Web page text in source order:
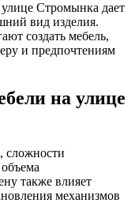
Стромынка дает
вид изделия.
создать мебель,
и предпочтениям
на улице
сложности
также влияет
механизмов